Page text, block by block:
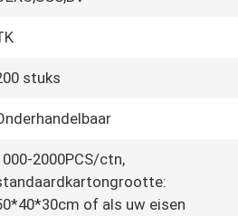
stuks
2000PCS/ctn,
of als uw eisen